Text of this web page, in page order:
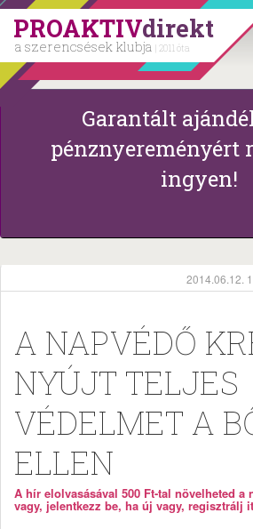
PROAKTIVdirekt
a szerencsések klubja | 2011 óta
Garantált
pénznyereményért
ingyen!
2014.06.12.
A NAPVÉDŐ
NYÚJT TELJES
VÉDELMET A
ELLEN
A hír elolvasásával 500 Ft-tal növelheted a
vagy, jelentkezz be, ha új vagy, regisztrálj